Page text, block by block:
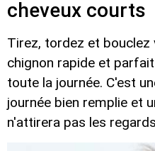
cheveux courts
Tirez, tordez et bouclez
chignon rapide et
toute la journée. C'est
journée bien remplie et
n'attirera pas les